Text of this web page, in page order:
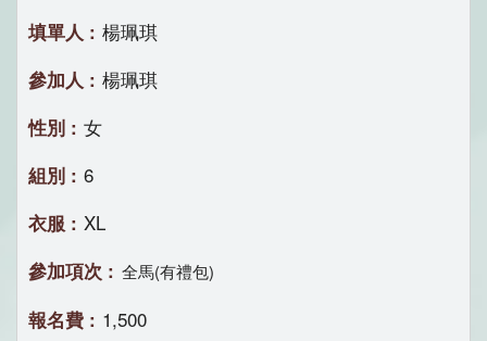
楊珮琪
楊珮琪
女
6
XL
全馬(有禮包)
1,500